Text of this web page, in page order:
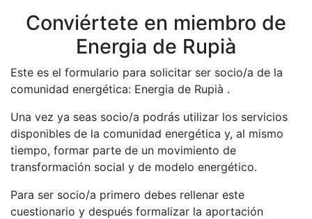
Conviértete en miembro de
Energia de Rupià
Este es el formulario para solicitar ser socio/a de la
comunidad energética: Energia de Rupià .
Una vez ya seas socio/a podrás utilizar los servicios
disponibles de la comunidad energética y, al mismo
tiempo, formar parte de un movimiento de
transformación social y de modelo energético.
Para ser socio/a primero debes rellenar este
cuestionario y después formalizar la aportación